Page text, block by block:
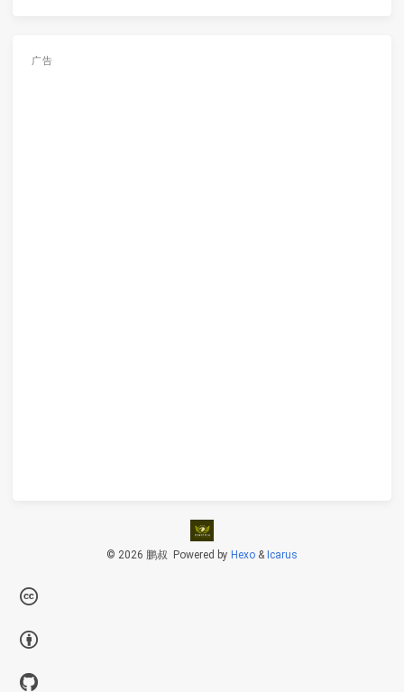
广告
© 2026 鹏叔 Powered by Hexo & Icarus